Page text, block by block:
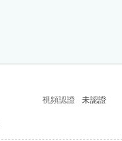
視頻認證 未認證